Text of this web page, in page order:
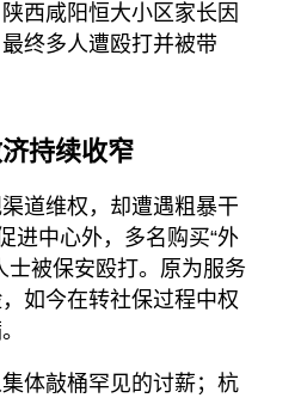
西咸阳恒大小区家长因
终多人遭殴打并被带
持续收窄
道维权，却遭遇粗暴干
进中心外，多名购买“外
士被保安殴打。原为服务
如今在转社保过程中权
体敲桶罕见的讨薪；杭